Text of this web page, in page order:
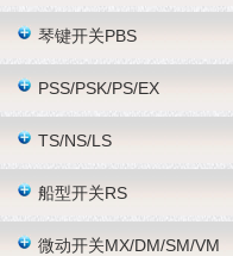
琴键开关PBS
PSS/PSK/PS/EX
TS/NS/LS
船型开关RS
微动开关MX/DM/SM/VM